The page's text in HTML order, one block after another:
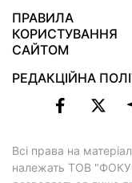
ПРАВИЛА
КОРИСТУВАННЯ
САЙТОМ
РЕДАКЦІЙНА
Всі права на
належать ТОВ